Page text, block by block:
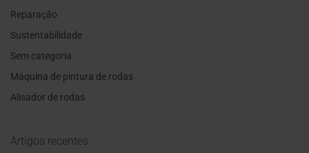
Reparação
Sustentabilidade
Sem categoria
Máquina de pintura de rodas
Alisador de rodas
Artigos recentes